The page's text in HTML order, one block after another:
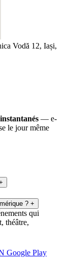
Vodă 12, Iași,
— e-
le jour même
? +
qui
théâtre,
Google Play